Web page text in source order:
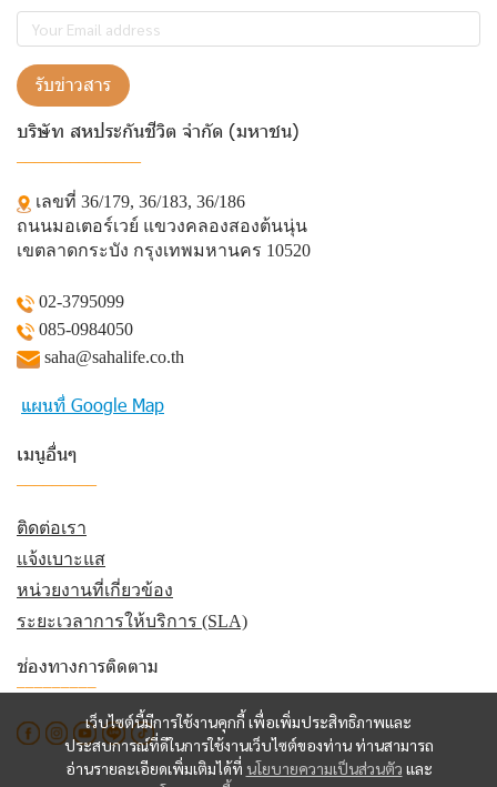
เว็บไซต์นี้มีการใช้งานคุกกี้ เพื่อเพิ่มประสิทธิภาพและ
ประสบการณ์ที่ดีในการใช้งานเว็บไซต์ของท่าน ท่านสามารถ
อ่านรายละเอียดเพิ่มเติมได้ที่ นโยบายความเป็นส่วนตัว และ
รับข่าวสาร
บริษัท สหประกันชีวิต จำกัด (มหาชน)
เลขที่ 36/179, 36/183, 36/186
ถนนมอเตอร์เวย์ แขวงคลองสองต้นนุ่น
เขตลาดกระบัง กรุงเทพมหานคร 10520
02-3795099
085-0984050
saha@sahalife.co.th
แผนที่ Google Map
เมนูอื่นๆ
ติดต่อเรา
แจ้งเบาะแส
หน่วยงานที่เกี่ยวข้อง
ระยะเวลาการให้บริการ (SLA)
ช่องทางการติดตาม